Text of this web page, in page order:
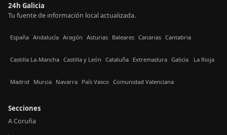
24h Galicia
Tu fuente de información local actualizada.
España Andalucía Aragón Asturias Baleares Canarias Cantabria
Castilla La-Mancha Castilla y León Cataluña Extremadura Galicia La Rioja
Madrid Murcia Navarra País Vasco Comunidad Valenciana
Secciones
A Coruña